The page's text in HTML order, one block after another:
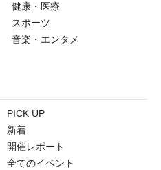
健康・医療
スポーツ
音楽・エンタメ
PICK UP
新着
開催レポート
全てのイベント